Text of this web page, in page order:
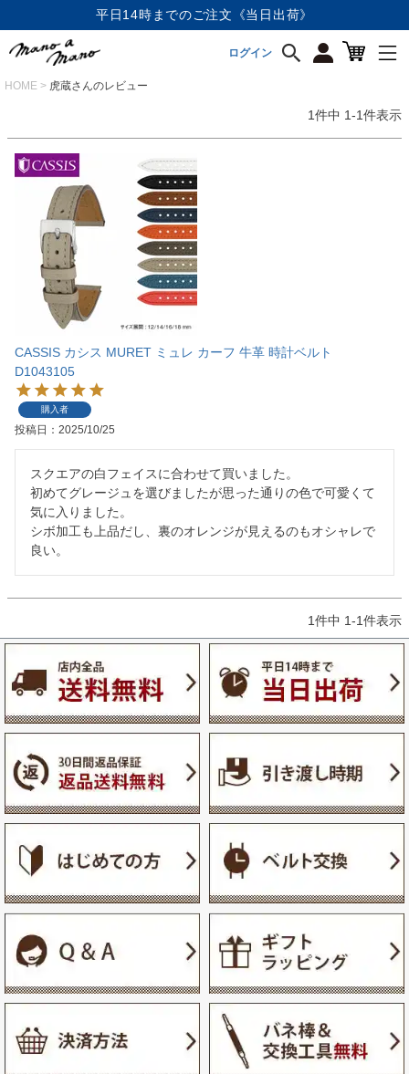
平日14時までのご注文《当日出荷》
ログイン
HOME 虎蔵さんのレビュー
1件中 1-1件表示
CASSIS カシス MURET ミュレ カーフ 牛革 時計ベルト
D1043105
購入者
投稿日 2025/10/25
スクエアの白フェイスに合わせて買いました。
初めてグレージュを選びましたが思った通りの色で可愛くて
気に入りました。
シボ加工も上品だし、裏のオレンジが見えるのもオシャレで
1件中 1-1件表示